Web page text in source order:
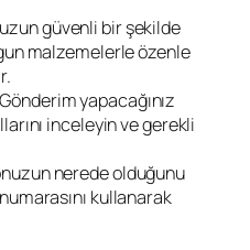
güvenli bir şekilde
malzemelerle özenle
yapacağınız
inceleyin ve gerekli
nerede olduğunu
kullanarak